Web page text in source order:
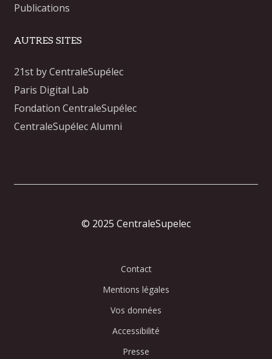
Publications
AUTRES SITES
21st by CentraleSupélec
Paris Digital Lab
Fondation CentraleSupélec
CentraleSupélec Alumni
© 2025 CentraleSupelec
Contact
Mentions légales
Vos données
Accessibilité
Presse